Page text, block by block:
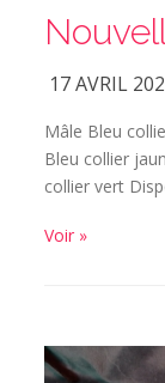
17 AVRIL
Mâle Bleu
Bleu collier
collier vert
Voir »